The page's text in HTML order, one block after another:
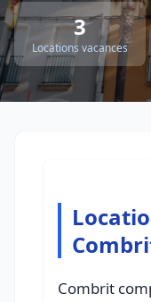
3
Locations vacances
Combrit